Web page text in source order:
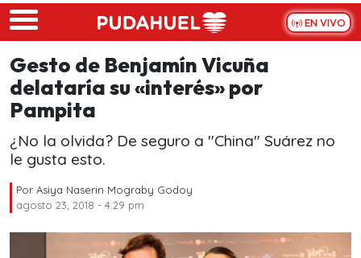
Skip to main content
EN VIVO
Gesto de Benjamín Vicuña
delataría su «interés» por
Pampita
¿No la olvida? De seguro a "China" Suárez no
le gusta esto.
Por Asiya Naserin Mograby Godoy
agosto 23, 2018 - 4:29 pm